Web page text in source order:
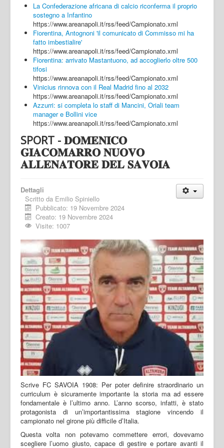
La Confederazione africana di calcio riconferma il proprio
sostegno a Infantino
https://www.areanapoli.it/rss/feed/Campionato.xml
Fiorentina, Antognoni 'il comunicato di Commisso mi ha
fatto imbestialire'
https://www.areanapoli.it/rss/feed/Campionato.xml
Fiorentina: arrivato Mastantuono, ad accoglierlo oltre 500
tifosi
https://www.areanapoli.it/rss/feed/Campionato.xml
Vinicius rinnova con il Real Madrid fino al 2032
https://www.areanapoli.it/rss/feed/Campionato.xml
Azzurri: si completa lo staff di Mancini, Oriali team
manager e Bollini vice
https://www.areanapoli.it/rss/feed/Campionato.xml
SPORT - 𝐃𝐎𝐌𝐄𝐍𝐈𝐂𝐎
𝐆𝐈𝐀𝐂𝐎𝐌𝐀𝐑𝐑𝐎 𝐍𝐔𝐎𝐕𝐎
𝐀𝐋𝐋𝐄𝐍𝐀𝐓𝐎𝐑𝐄 𝐃𝐄𝐋 𝐒𝐀𝐕𝐎𝐈𝐀
Dettagli
Scritto da Emilio Spiniello
Pubblicato: 19 Novembre 2024
Creato: 19 Novembre 2024
Visite: 1007
Scrive FC SAVOIA 1908: Per poter definire straordinario un
curriculum è sicuramente importante la storia ma ad essere
fondamentale è l’ultimo anno. L’anno scorso, infatti, è stato
protagonista di un’importantissima stagione vincendo il
campionato nel girone più difficile d’Italia.
Questa volta non potevamo commettere errori, dovevamo
scegliere l’uomo giusto, capace di gestire e portare avanti il